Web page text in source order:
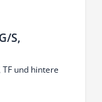
S,
und hintere